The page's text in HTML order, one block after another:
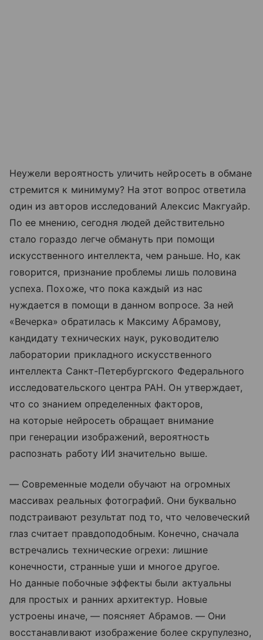
Неужели вероятность уличить нейросеть в обмане
стремится к минимуму? На этот вопрос ответила
один из авторов исследований Алексис Макгуайр.
По ее мнению, сегодня людей действительно
стало гораздо легче обмануть при помощи
искусственного интеллекта, чем раньше. Но, как
говорится, признание проблемы лишь половина
успеха. Похоже, что пока каждый из нас
нуждается в помощи в данном вопросе. За ней
«Вечерка» обратилась к Максиму Абрамову,
кандидату технических наук, руководителю
лаборатории прикладного искусственного
интеллекта Санкт-Петербургского Федерального
исследовательского центра РАН. Он утверждает,
что со знанием определенных факторов,
на которые нейросеть обращает внимание
при генерации изображений, вероятность
распознать работу ИИ значительно выше.
— Современные модели обучают на огромных
массивах реальных фотографий. Они буквально
подстраивают результат под то, что человеческий
глаз считает правдоподобным. Конечно, сначала
встречались технические огрехи: лишние
конечности, странные уши и многое другое.
Но данные побочные эффекты были актуальны
для простых и ранних архитектур. Новые
устроены иначе, — поясняет Абрамов. — Они
восстанавливают изображение более скрупулезно,